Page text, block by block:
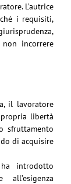
L’autrice
i requisiti,
incorrere
il lavoratore
libertà
sfruttamento
di acquisire
introdotto